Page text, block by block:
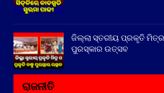
ଜିଲ୍ଲା ସ୍ତରୀୟ ପ୍ରକୃତି
ପୁରସ୍କାର ଉତ୍ସବ
ରାଜନୀତି